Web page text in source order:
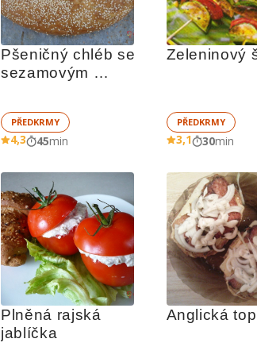
Pšeničný chléb se
sezamovým
PŘEDKRMY
4,3 45min
Zeleninový
PŘEDKRMY
3,1 30min
Plněná rajská
jablíčka
Anglická